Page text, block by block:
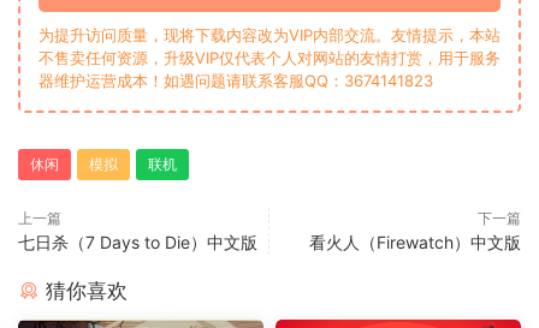
为提升访问质量，现将下载内容改为VIP内部交流。友情提示，本站
不售卖任何资源，升级VIP仅代表个人对网站的友情打赏，用于服务
器维护运营成本！如遇问题请联系客服QQ：3674141823
休闲 模拟 联机
上一篇
七日杀（7 Days to Die）中文版
下一篇
看火人（Firewatch）中文版
猜你喜欢